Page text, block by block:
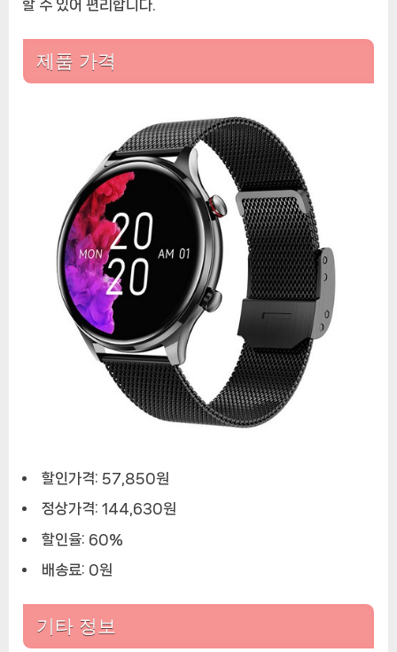
할 수 있어 편리합니다.
제품 가격
할인가격: 57,850원
정상가격: 144,630원
할인율: 60%
배송료: 0원
기타 정보